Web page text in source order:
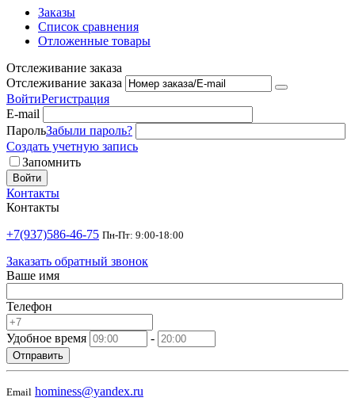
Заказы
Список сравнения
Отложенные товары
Отслеживание заказа
Отслеживание заказа
ВойтиРегистрация
E-mail
ПарольЗабыли пароль?
Создать учетную запись
Запомнить
Войти
Контакты
Контакты
+7(937)586-46-75 Пн-Пт: 9:00-18:00
Заказать обратный звонок
Ваше имя
Телефон
Удобное время -
Отправить
Email hominess@yandex.ru